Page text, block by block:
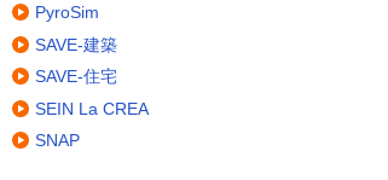
PyroSim
SAVE-建築
SAVE-住宅
SEIN La CREA
SNAP